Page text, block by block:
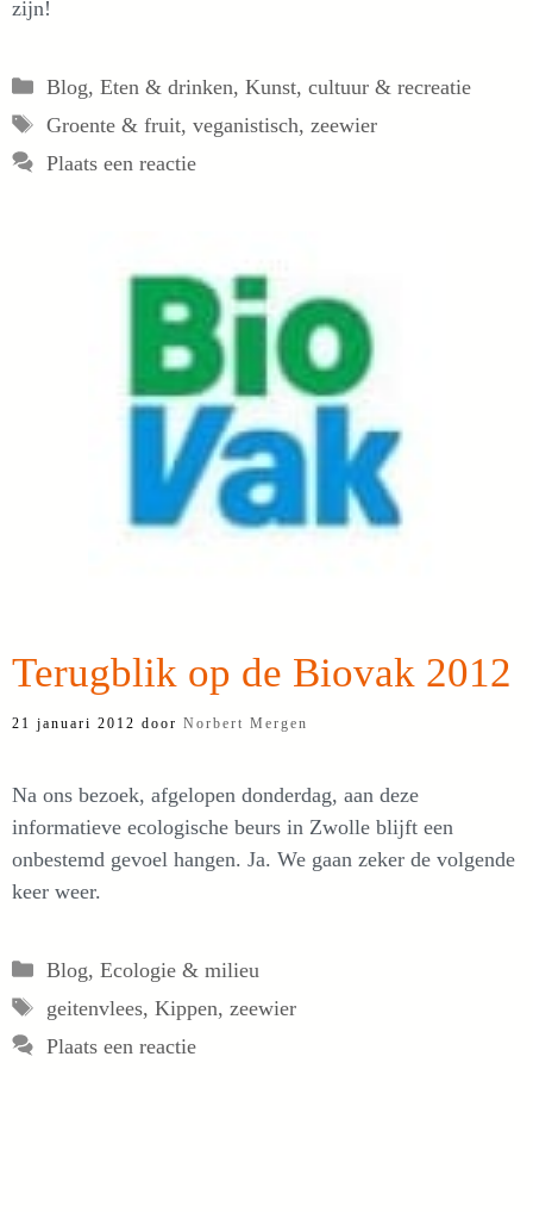
zijn!
Categorieën
Blog, Eten & drinken, Kunst, cultuur & recreatie
Tags
Groente & fruit, veganistisch, zeewier
Plaats een reactie
Terugblik op de Biovak 2012
21 januari 2012 door Norbert Mergen
Na ons bezoek, afgelopen donderdag, aan deze
informatieve ecologische beurs in Zwolle blijft een
onbestemd gevoel hangen. Ja. We gaan zeker de volgende
keer weer.
Categorieën
Blog, Ecologie & milieu
Tags
geitenvlees, Kippen, zeewier
Plaats een reactie